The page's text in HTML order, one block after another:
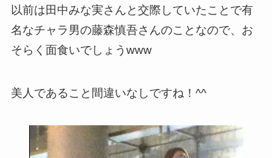
以前は田中みな実さんと交際していたことで有
名なチャラ男の藤森慎吾さんのことなので、お
そらく面食いでしょうwww
美人であること間違いなしですね！^^